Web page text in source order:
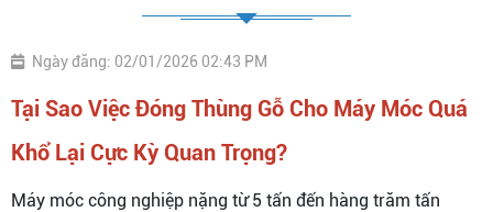
Ngày đăng: 02/01/2026 02:43 PM
Tại Sao Việc Đóng Thùng Gỗ Cho Máy Móc Quá
Khổ Lại Cực Kỳ Quan Trọng?
Máy móc công nghiệp nặng từ 5 tấn đến hàng trăm tấn